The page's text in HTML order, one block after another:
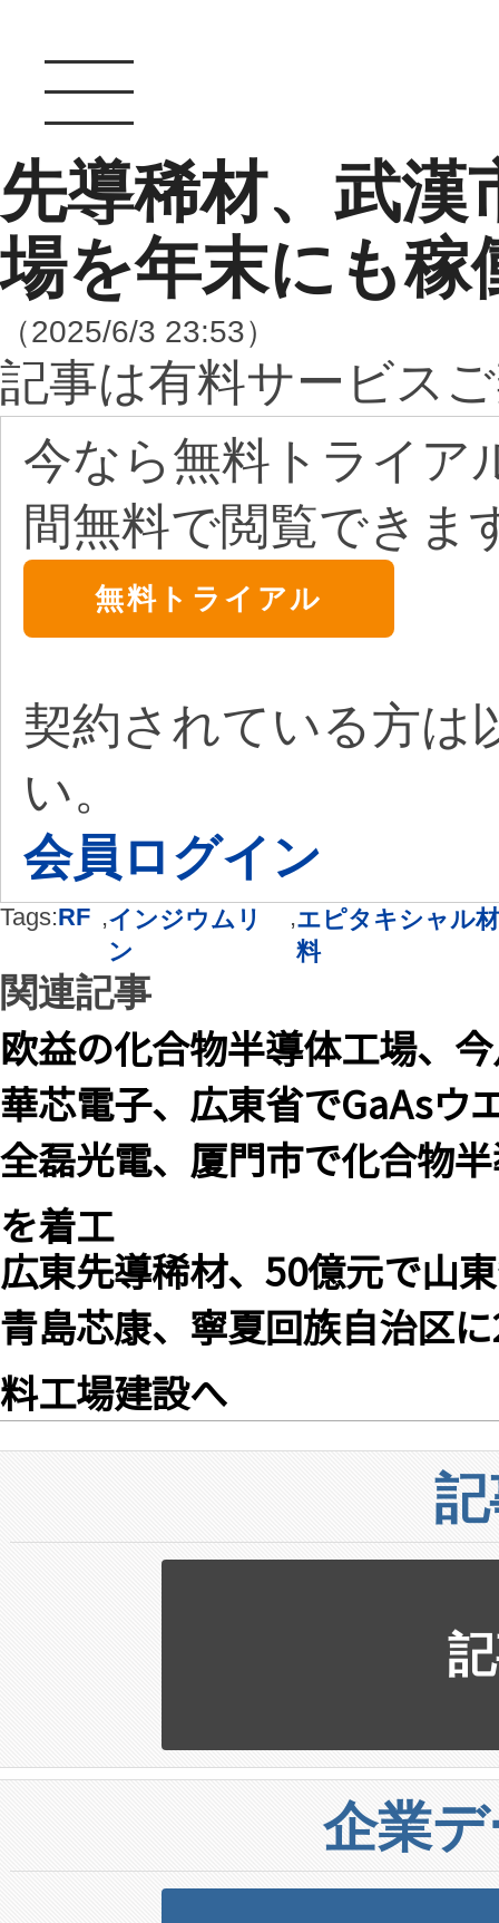
先導稀材、武漢
場を年末にも稼
（2025/6/3 23:53）
記事は有料サービス
今なら無料トライア
間無料で閲覧できま
無料トライアル
契約されている方は
い。
会員ログイン
Tags:RF ,インジウムリ
ン
,エピタキシャル
料
関連記事
欧益の化合物半導体工場、
華芯電子、広東省でGaAsウ
全磊光電、厦門市で化合物
を着工
広東先導稀材、50億元で山
青島芯康、寧夏回族自治区
料工場建設へ
企業